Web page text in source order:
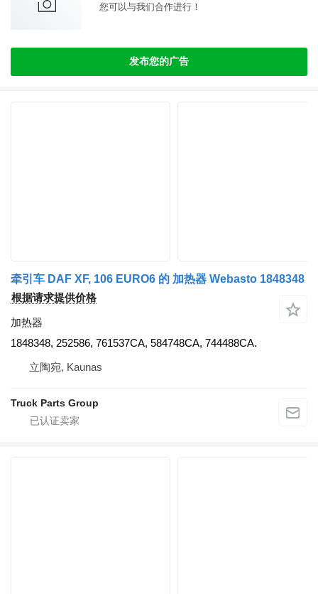
您可以与我们合作进行！
发布您的广告
牵引车 DAF XF, 106 EURO6 的 加热器 Webasto 1848348
根据请求提供价格
加热器
1848348, 252586, 761537CA, 584748CA, 744488CA.
立陶宛, Kaunas
Truck Parts Group